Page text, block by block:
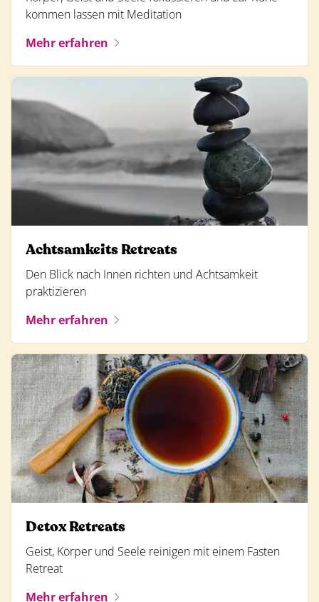
kommen lassen mit Meditation
Mehr erfahren
Achtsamkeits Retreats
Den Blick nach Innen richten und Achtsamkeit
praktizieren
Mehr erfahren
Detox Retreats
Geist, Körper und Seele reinigen mit einem Fasten
Retreat
Mehr erfahren